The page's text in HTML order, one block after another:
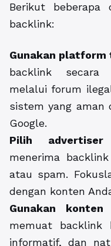
Berikut
backlink:
Gunakan platform
backlink secara
melalui forum
sistem yang aman
Google.
Pilih
menerima
atau spam.
dengan konten
Gunakan konten
memuat backlink
informatif, dan